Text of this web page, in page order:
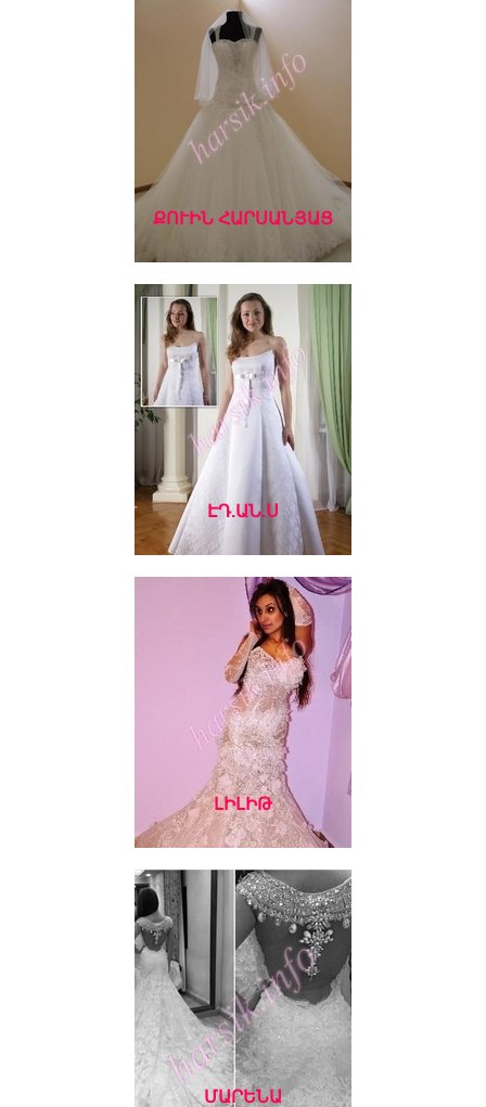
ՔՈՒԻՆ ՀԱՐՍԱՆՅԱՑ
ԷԴ.ԱՆ.Ս
ԼԻԼԻԹ
ՄԱՐԵՆԱ